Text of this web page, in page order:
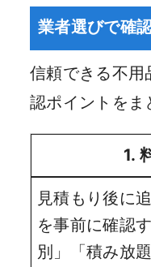
業者選びで確
信頼できる不用
認ポイントをま
1.
見積もり後に
を事前に確認
別」「積み放